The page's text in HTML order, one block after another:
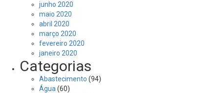
junho 2020
maio 2020
abril 2020
março 2020
fevereiro 2020
janeiro 2020
Categorias
Abastecimento (94)
Água (60)